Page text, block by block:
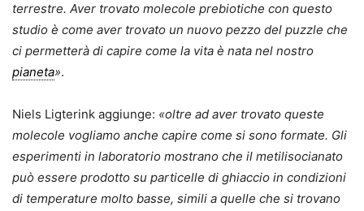
terrestre. Aver trovato molecole prebiotiche con questo
studio è come aver trovato un nuovo pezzo del puzzle che
ci permetterà di capire come la vita è nata nel nostro
pianeta».
Niels Ligterink aggiunge: «oltre ad aver trovato queste
molecole vogliamo anche capire come si sono formate. Gli
esperimenti in laboratorio mostrano che il metilisocianato
può essere prodotto su particelle di ghiaccio in condizioni
di temperature molto basse, simili a quelle che si trovano